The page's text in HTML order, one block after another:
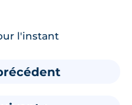
l'instant